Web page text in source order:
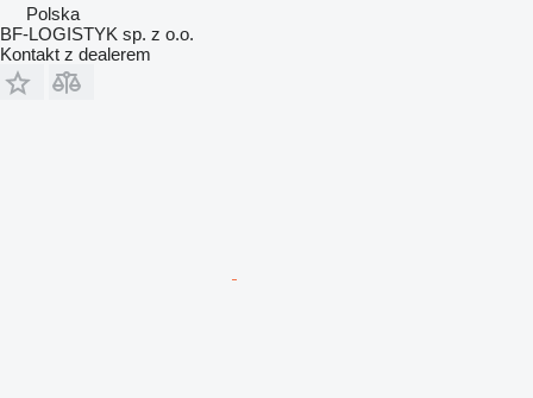
Polska
BF-LOGISTYK sp. z o.o.
Kontakt z dealerem